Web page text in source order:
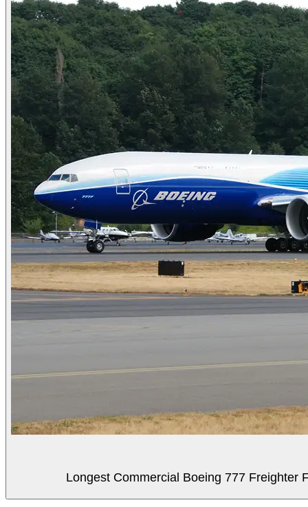
Longest Commercial Boeing 777 Freighter